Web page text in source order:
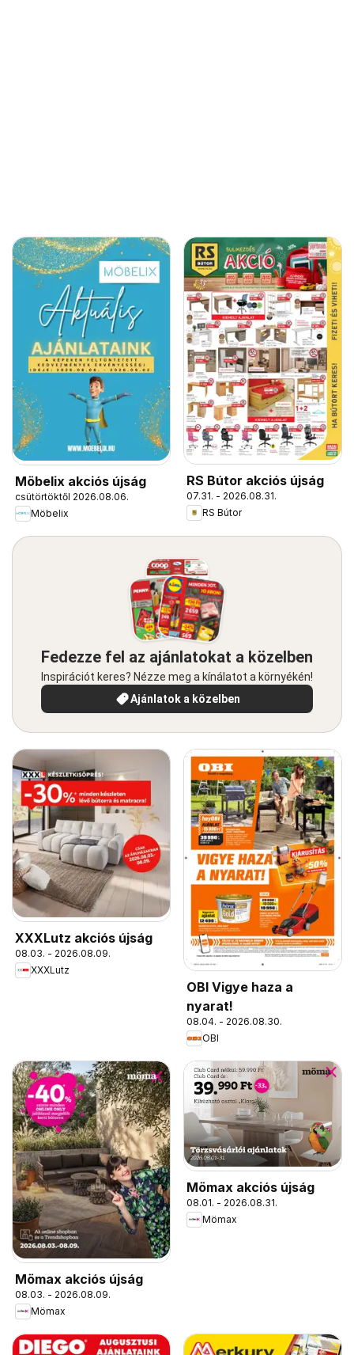
Möbelix akciós újság
csütörtöktől 2026.08.06.
Möbelix
RS Bútor akciós újság
07.31. - 2026.08.31.
RS Bútor
Fedezze fel az ajánlatokat a közelben
Inspirációt keres? Nézze meg a kínálatot a környékén!
Ajánlatok a közelben
XXXLutz akciós újság
08.03. - 2026.08.09.
XXXLutz
OBI Vigye haza a
nyarat!
08.04. - 2026.08.30.
OBI
Mömax akciós újság
08.03. - 2026.08.09.
Mömax
Mömax akciós újság
08.01. - 2026.08.31.
Mömax